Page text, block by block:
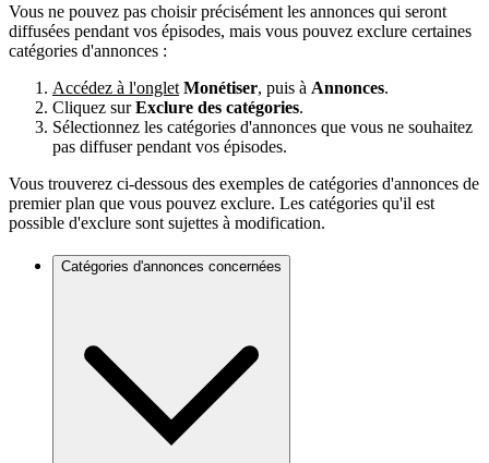
Vous ne pouvez pas choisir précisément les annonces qui seront
diffusées pendant vos épisodes, mais vous pouvez exclure certaines
catégories d'annonces :
Accédez à l'onglet Monétiser, puis à Annonces.
Cliquez surExclure des catégories.
Sélectionnez les catégories d'annonces que vous ne souhaitez
pas diffuser pendant vos épisodes.
Vous trouverez ci-dessous des exemples de catégories d'annonces de
premier plan que vous pouvez exclure. Les catégories qu'il est
possible d'exclure sont sujettes à modification.
Catégories d'annonces concernées